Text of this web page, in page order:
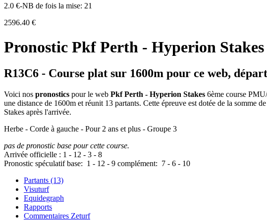
2.0 €-NB de fois la mise: 21
2596.40 €
Pronostic Pkf Perth - Hyperion Stakes
R13C6 - Course plat sur 1600m pour ce web, départ
Voici nos pronostics pour le web Pkf Perth - Hyperion Stakes 6ème course
une distance de 1600m et réunit 13 partants. Cette épreuve est dotée de la somme
Stakes après l'arrivée.
Herbe - Corde à gauche - Pour 2 ans et plus - Groupe 3
pas de pronostic base pour cette course.
Arrivée officielle : 1 - 12 - 3 - 8
Pronostic spéculatif base: 1 - 12 - 9 complément: 7 - 6 - 10
Partants (13)
Visuturf
Equidegraph
Rapports
Commentaires Zeturf